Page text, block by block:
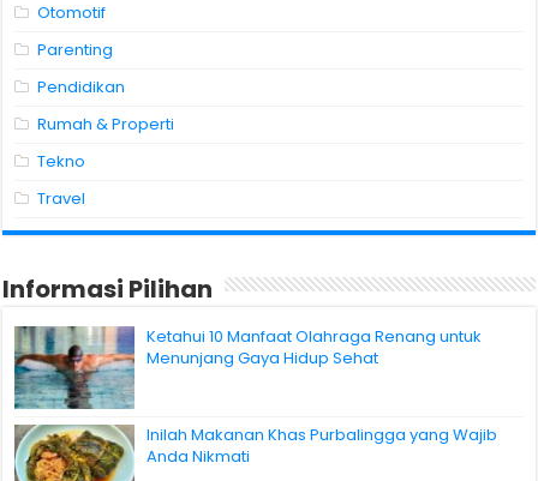
Otomotif
Parenting
Pendidikan
Rumah & Properti
Tekno
Travel
Informasi Pilihan
Ketahui 10 Manfaat Olahraga Renang untuk
Menunjang Gaya Hidup Sehat
Inilah Makanan Khas Purbalingga yang Wajib
Anda Nikmati